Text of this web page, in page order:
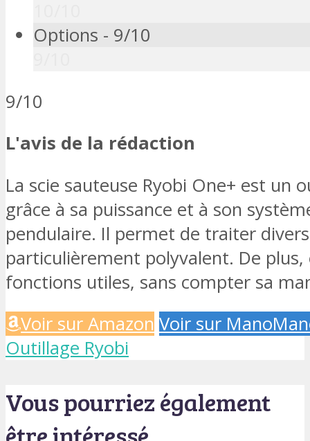
Options - 9/10
9/10
L'avis de la rédaction
La scie sauteuse Ryobi One+ est un
grâce à sa puissance et à son
pendulaire. Il permet de traiter
particulièrement polyvalent. De plus,
fonctions utiles, sans compter sa
Voir sur Amazon Voir sur
Outillage Ryobi
Vous pourriez également